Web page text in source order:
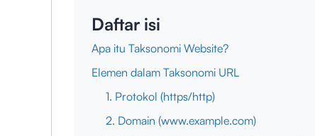
Daftar isi
Apa itu Taksonomi Website?
Elemen dalam Taksonomi URL
1. Protokol (https/http)
2. Domain (www.example.com)